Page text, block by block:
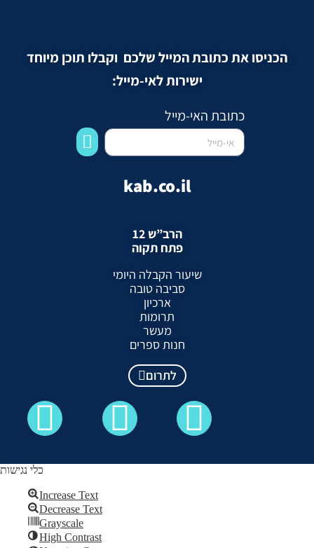
הכניסו את כתובת המייל שלכם וקבלו תוכן מיוחד
ישירות לאי-מייל:
כתובת האי-מייל
kab.co.il
הרב”ש 12
פתח תקוה
שיעור הקבלה היומי
סביבה טובה
ארכיון
תרומות
מעשר
חנות ספרים
לתרום
כלי נגישות
Increase Text
Decrease Text
Grayscale
High Contrast